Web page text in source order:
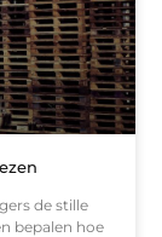
de stille
bepalen hoe